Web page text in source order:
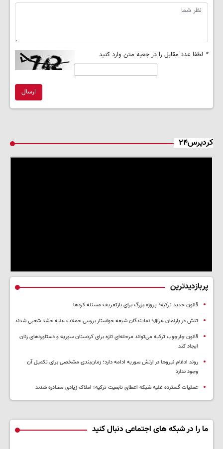
* لطفا عدد مقابل را در جعبه متن وارد کنید
ارسال
کردپرس۲۴
پربازدیدترین
قانون جدید ترکیه؛ پروژه بزرگ‌ برای بازتعریف مسئله کردها
تنش در پارلمان عراق؛ نمایندگان شیعه خواستار بررسی حملات علیه حشد شعبی شدند
قانون چارچوب ترکیه می‌تواند مرحله‌ای تازه برای کردستان سوریه و دستاوردهای زنان
ایجاد کند
روند ادغام نیروها در ارتش سوریه ادامه دارد؛ زمان‌بندی مشخصی برای تکمیل آن
وجود ندارد
عملیات گسترده علیه شبکه اعطای تابعیت ترکیه؛ املاک زیادی مصادره شدند
ما را در شبکه های اجتماعی دنبال کنید